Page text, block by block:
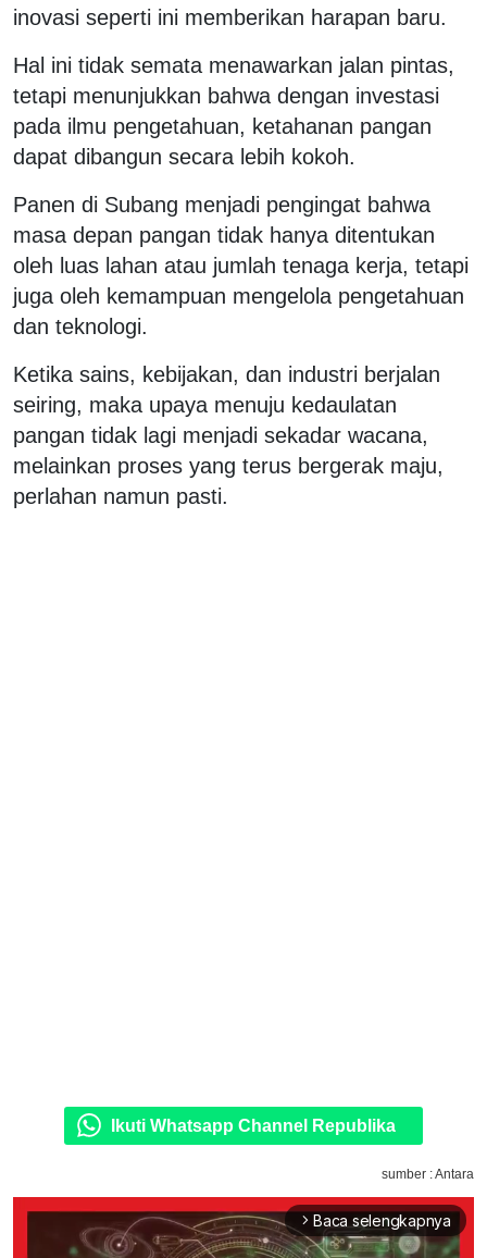
inovasi seperti ini memberikan harapan baru.
Hal ini tidak semata menawarkan jalan pintas,
tetapi menunjukkan bahwa dengan investasi
pada ilmu pengetahuan, ketahanan pangan
dapat dibangun secara lebih kokoh.
Panen di Subang menjadi pengingat bahwa
masa depan pangan tidak hanya ditentukan
oleh luas lahan atau jumlah tenaga kerja, tetapi
juga oleh kemampuan mengelola pengetahuan
dan teknologi.
Ketika sains, kebijakan, dan industri berjalan
seiring, maka upaya menuju kedaulatan
pangan tidak lagi menjadi sekadar wacana,
melainkan proses yang terus bergerak maju,
perlahan namun pasti.
Ikuti Whatsapp Channel Republika
sumber : Antara
arrow_forward_ios Baca selengkapnya